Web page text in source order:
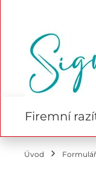
Firemní
Úvod